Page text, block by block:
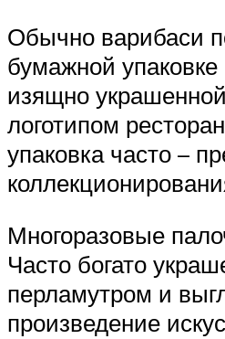
Обычно варибаси
бумажной упаковке
изящно
логотипом
упаковка часто –
Многоразовые
Часто богато
перламутром и
произведение